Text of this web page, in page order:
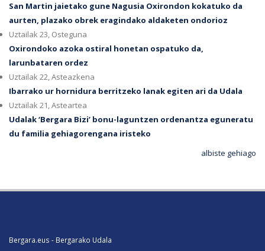
San Martin jaietako gune Nagusia Oxirondon kokatuko da
aurten, plazako obrek eragindako aldaketen ondorioz
Uztailak 23, Osteguna
Oxirondoko azoka ostiral honetan ospatuko da,
larunbataren ordez
Uztailak 22, Asteazkena
Ibarrako ur hornidura berritzeko lanak egiten ari da Udala
Uztailak 21, Asteartea
Udalak ‘Bergara Bizi’ bonu-laguntzen ordenantza eguneratu
du familia gehiagorengana iristeko
albiste gehiago
Bergara.eus - Bergarako Udala